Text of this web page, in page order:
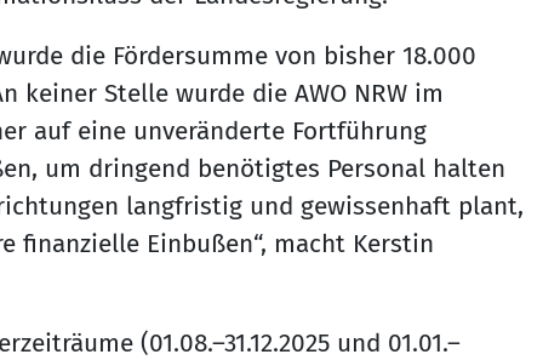
die Fördersumme von bisher 18.000
keiner Stelle wurde die AWO NRW im
auf eine unveränderte Fortführung
um dringend benötigtes Personal halten
langfristig und gewissenhaft plant,
finanzielle Einbußen“, macht Kerstin
(01.08.–31.12.2025 und 01.01.–